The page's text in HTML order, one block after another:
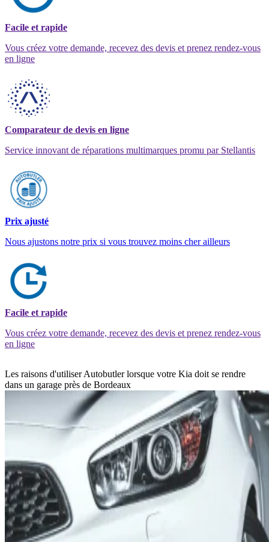
Facile et rapide
Vous créez votre demande, recevez des devis et prenez rendez-vous
en ligne
Comparateur de devis en ligne
Service innovant de réparations multimarques promu par Stellantis
Prix ajusté
Nous ajustons notre prix si vous trouvez moins cher ailleurs
Facile et rapide
Vous créez votre demande, recevez des devis et prenez rendez-vous
en ligne
Les raisons d'utiliser Autobutler lorsque votre Kia doit se rendre
dans un garage près de Bordeaux